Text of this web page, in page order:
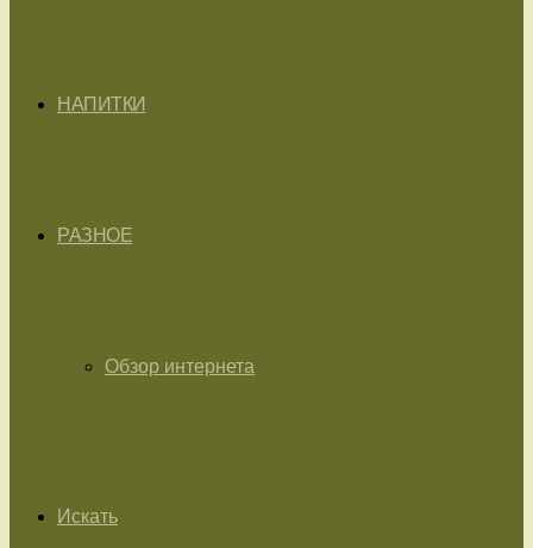
НАПИТКИ
РАЗНОЕ
Обзор интернета
Искать